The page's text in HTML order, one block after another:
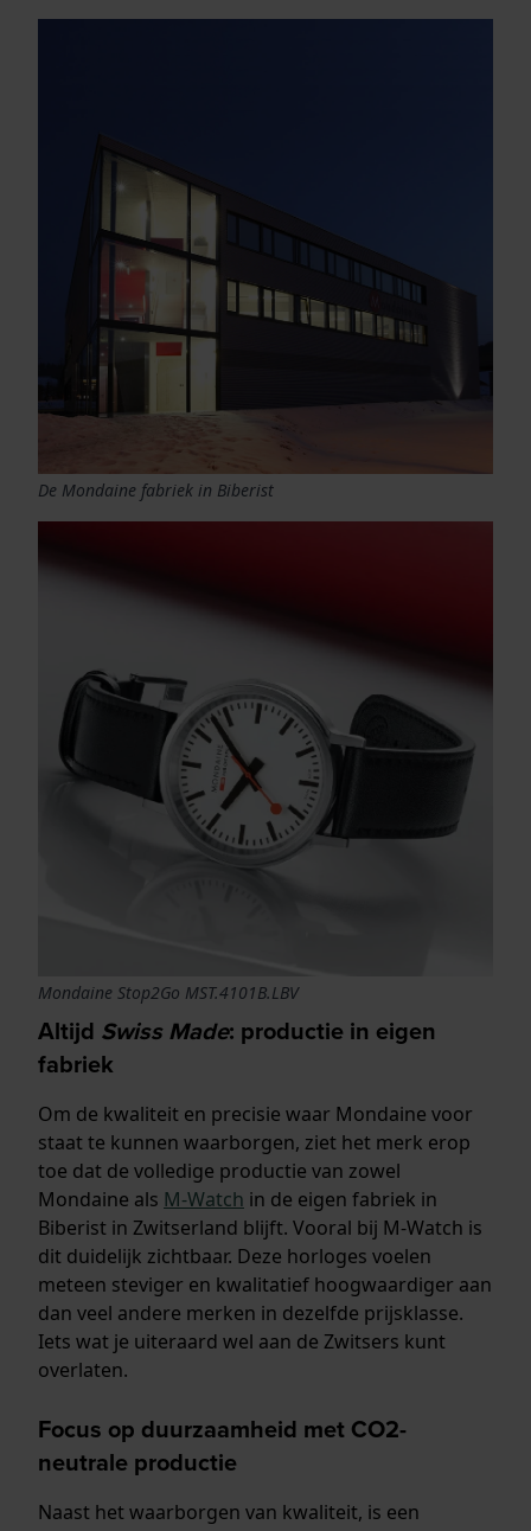
De Mondaine fabriek in Biberist
Mondaine Stop2Go MST.4101B.LBV
Altijd Swiss Made: productie in eigen
fabriek
Om de kwaliteit en precisie waar Mondaine voor
staat te kunnen waarborgen, ziet het merk erop
toe dat de volledige productie van zowel
Mondaine als M-Watch in de eigen fabriek in
Biberist in Zwitserland blijft. Vooral bij M-Watch is
dit duidelijk zichtbaar. Deze horloges voelen
meteen steviger en kwalitatief hoogwaardiger aan
dan veel andere merken in dezelfde prijsklasse.
Iets wat je uiteraard wel aan de Zwitsers kunt
overlaten.
Focus op duurzaamheid met CO2-
neutrale productie
Naast het waarborgen van kwaliteit, is een